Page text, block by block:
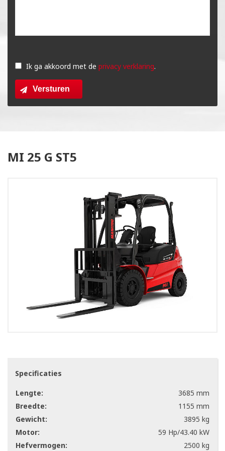
dit
veld
leeg
Ik ga akkoord met de privacy verklaring.
Versturen
MI 25 G ST5
Specificaties
Lengte:
3685 mm
Breedte:
1155 mm
Gewicht:
3895 kg
Motor:
59 Hp/43.40 kW
Hefvermogen:
2500 kg